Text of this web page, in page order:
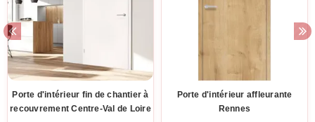
Porte d'intérieur fin de chantier à
recouvrement Centre-Val de Loire
Porte d'intérieur affleurante
Rennes